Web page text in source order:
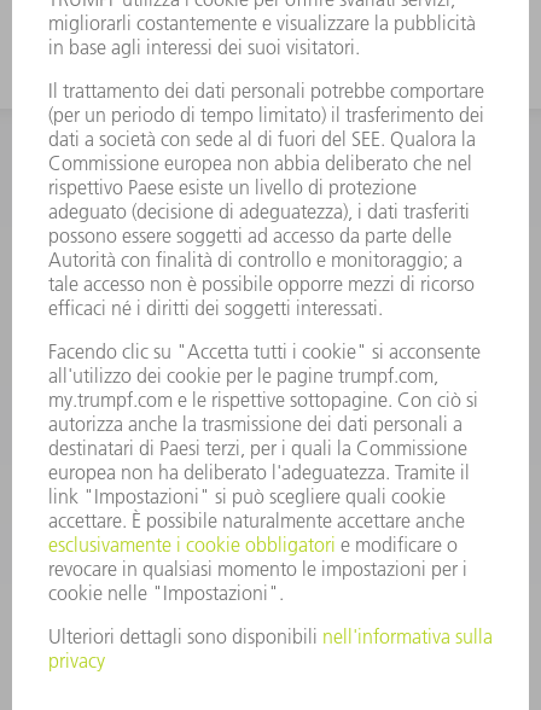
INFORMAZIONE
Domande frequenti
Condizioni generali di contratto
CONTATTO
RICAMBI TRUMPF ITALIA
lunedì a venerdì: 08:30 – 18:00
ricambi@trumpf.com
CONTATTO
UTENSILI TRUMPF ITALIA
+39 02 48489482
lunedì a venerdì: 08:00 – 18:00
utensili@trumpf.com